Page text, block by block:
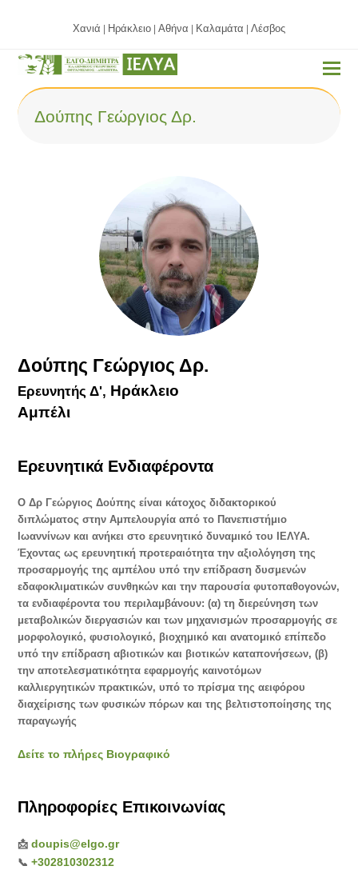
Χανιά Ηράκλειο Αθήνα Καλαμάτα Λέσβος
Δούπης Γεώργιος Δρ.
Δούπης Γεώργιος Δρ.
Ερευνητής Δ', Ηράκλειο
Αμπέλι
Ερευνητικά Ενδιαφέροντα
Ο Δρ Γεώργιος Δούπης είναι κάτοχος διδακτορικού
διπλώματος στην Αμπελουργία από το Πανεπιστήμιο
Ιωαννίνων και ανήκει στο ερευνητικό δυναμικό του ΙΕΛΥΑ.
Έχοντας ως ερευνητική προτεραιότητα την αξιολόγηση της
προσαρμογής της αμπέλου υπό την επίδραση δυσμενών
εδαφοκλιματικών συνθηκών και την παρουσία φυτοπαθογονών,
τα ενδιαφέροντα του περιλαμβάνουν: (α) τη διερεύνηση των
μεταβολικών διεργασιών και των μηχανισμών προσαρμογής σε
μορφολογικό, φυσιολογικό, βιοχημικό και ανατομικό επίπεδο
υπό την επίδραση αβιοτικών και βιοτικών καταπονήσεων, (β)
την αποτελεσματικότητα εφαρμογής καινοτόμων
καλλιεργητικών πρακτικών, υπό το πρίσμα της αειφόρου
διαχείρισης των φυσικών πόρων και της βελτιστοποίησης της
παραγωγής
Δείτε το πλήρες Βιογραφικό
Πληροφορίες Επικοινωνίας
📩doupis@elgo.gr
📞+302810302312